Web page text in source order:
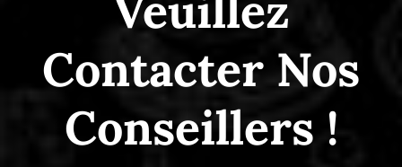
Contacter Nos
Conseillers !